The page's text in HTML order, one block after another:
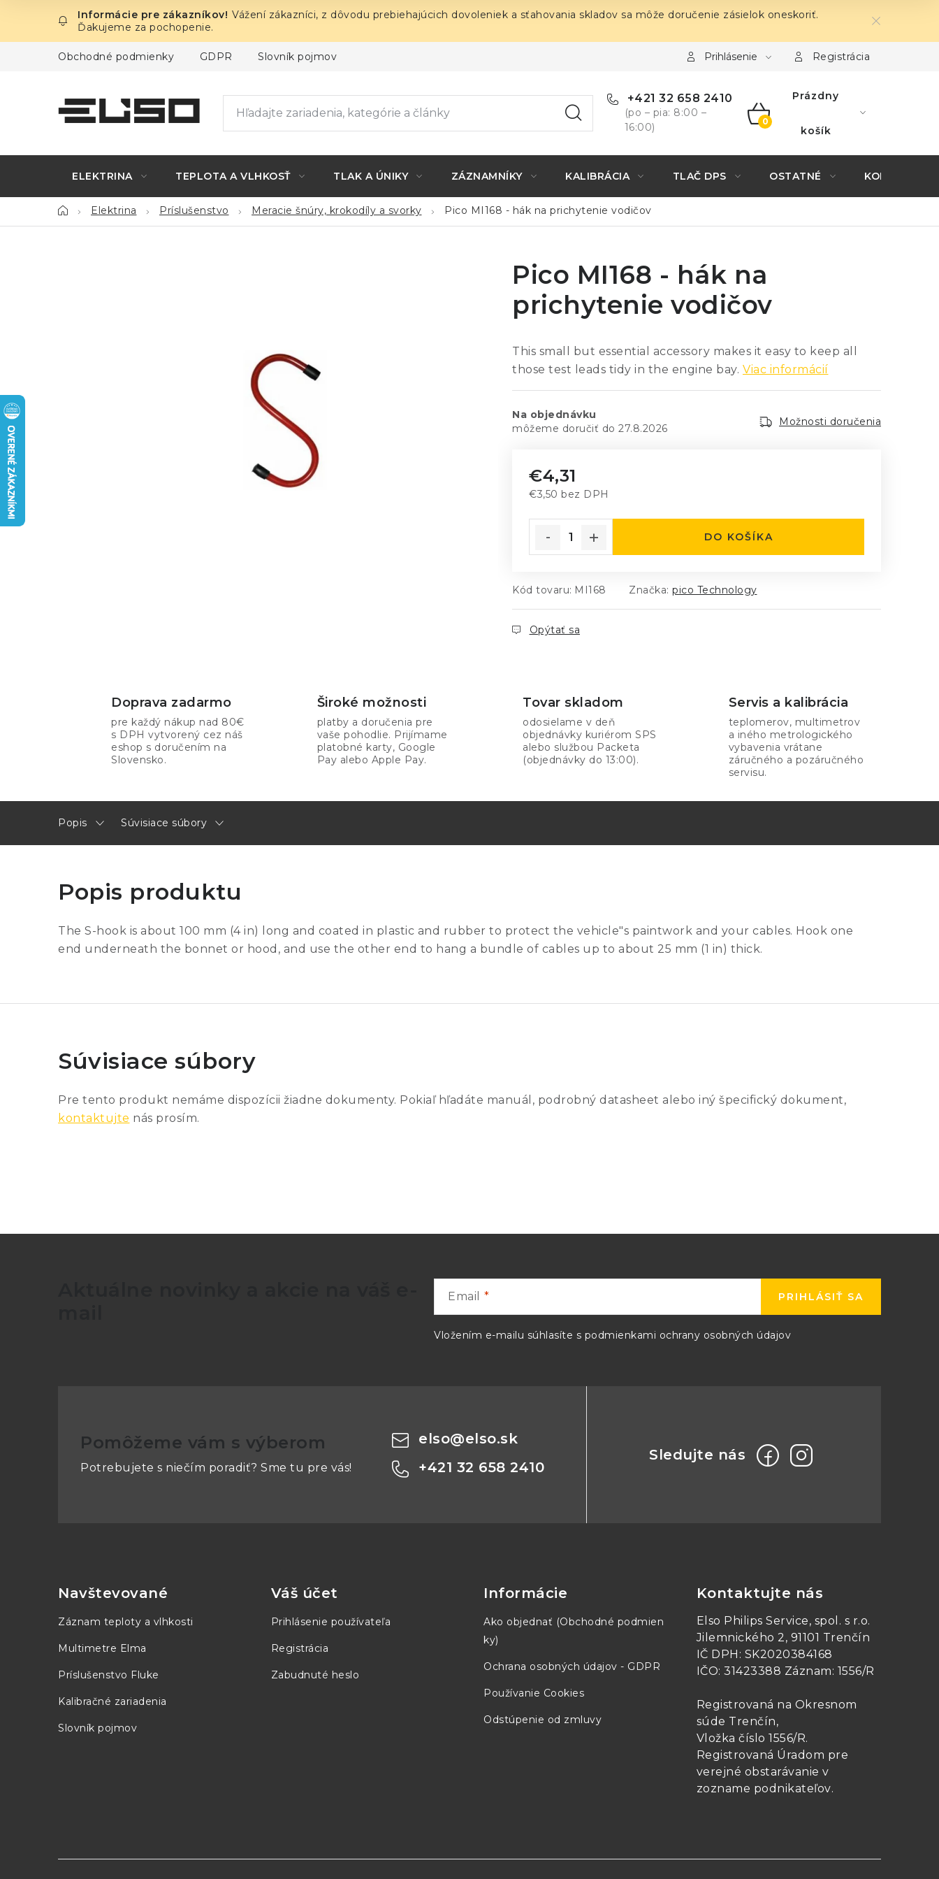
obsah
Vážení zákazníci, z dôvodu prebiehajúcich dovoleniek a sťahovania skladov sa môže doručenie zásielok oneskoriť.
Ďakujeme za pochopenie.
Obchodné podmienky GDPR Slovník pojmov Prihlásenie Registrácia
+421 32 658 2410
(po – pia: 8:00 –
16:00)
NÁKUPNÝ
Prázdny
košík
ELEKTRINA TEPLOTA A VLHKOSŤ TLAK A ÚNIKY ZÁZNAMNÍKY KALIBRÁCIA TLAČ DPS OSTATNÉ KONTAKTY
DomovElektrina Príslušenstvo Meracie šnúry, krokodíly a svorky Pico MI168 - hák na prichytenie vodičov
Pico MI168 - hák na
prichytenie vodičov
This small but essential accessory makes it easy to keep all
those test leads tidy in the engine bay. Viac informácií
Na objednávku
27.8.2026
Možnosti doručenia
€4,31
€3,50 bez DPH
DO KOŠÍKA
Kód tovaru: MI168 Značka: pico Technology
Opýtať sa
Doprava zadarmo
pre každý nákup nad 80€
s DPH vytvorený cez náš
eshop s doručením na
Slovensko.
Široké možnosti
platby a doručenia pre
vaše pohodlie. Prijímame
platobné karty, Google
Pay alebo Apple Pay.
Tovar skladom
odosielame v deň
objednávky kuriérom SPS
alebo službou Packeta
(objednávky do 13:00).
Servis a kalibrácia
teplomerov, multimetrov
a iného metrologického
vybavenia vrátane
záručného a pozáručného
servisu.
Popis Súvisiace súbory
Popis produktu
The S-hook is about 100 mm (4 in) long and coated in plastic and rubber to protect the vehicle"s paintwork and your cables. Hook one
end underneath the bonnet or hood, and use the other end to hang a bundle of cables up to about 25 mm (1 in) thick.
Súvisiace súbory
Pre tento produkt nemáme dispozícii žiadne dokumenty. Pokiaľ hľadáte manuál, podrobný datasheet alebo iný špecifický dokument,
kontaktujte nás prosím.
Email
Vložením e-mailu súhlasíte s podmienkami ochrany osobných údajov
PRIHLÁSIŤ SA
Pomôžeme vám s výberom
Potrebujete s niečím poradiť? Sme tu pre vás!
elso@elso.sk
+421 32 658 2410
Navštevované
Záznam teploty a vlhkosti
Multimetre Elma
Príslušenstvo Fluke
Kalibračné zariadenia
Slovník pojmov
Váš účet
Prihlásenie používateľa
Registrácia
Zabudnuté heslo
Informácie
Ako objednať (Obchodné podmien
ky)
Ochrana osobných údajov - GDPR
Používanie Cookies
Odstúpenie od zmluvy
Kontaktujte nás
Elso Philips Service, spol. s r.o.
Jilemnického 2, 91101 Trenčín
IČ DPH: SK2020384168
IČO: 31423388 Záznam: 1556/R
Registrovaná na Okresnom
súde Trenčín,
Vložka číslo 1556/R.
Registrovaná Úradom pre
verejné obstarávanie v
zozname podnikateľov.